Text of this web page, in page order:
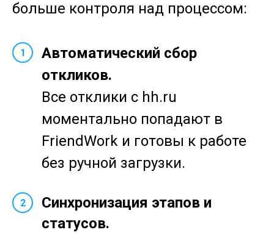
больше контроля над процессом:
1
Автоматический сбор
откликов.
Все отклики с hh.ru
моментально попадают в
FriendWork и готовы к работе
без ручной загрузки.
2
Синхронизация этапов и
статусов.